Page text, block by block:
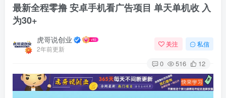
最新全程零撸 安卓手机看广告项目 单天单机收 入
为30+
虎哥说创业
2年前更新
关注 私信
0 516 12